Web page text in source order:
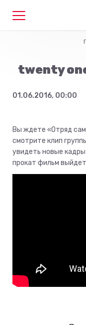
twenty
01.06.2016, 00:00
Вы ждете «Отряд
смотрите клип
увидеть новые
прокат фильм